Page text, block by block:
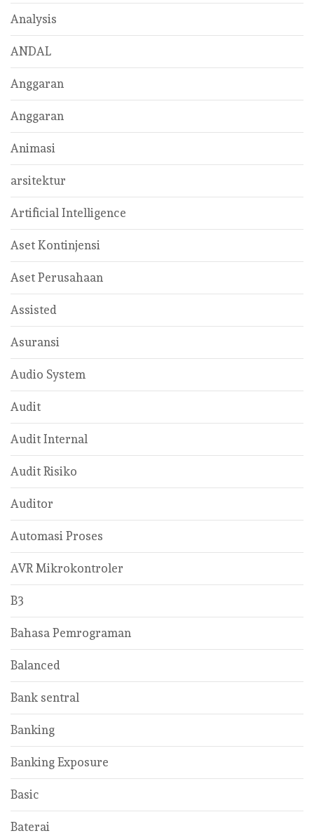
Analysis
ANDAL
Anggaran
Anggaran
Animasi
arsitektur
Artificial Intelligence
Aset Kontinjensi
Aset Perusahaan
Assisted
Asuransi
Audio System
Audit
Audit Internal
Audit Risiko
Auditor
Automasi Proses
AVR Mikrokontroler
B3
Bahasa Pemrograman
Balanced
Bank sentral
Banking
Banking Exposure
Basic
Baterai